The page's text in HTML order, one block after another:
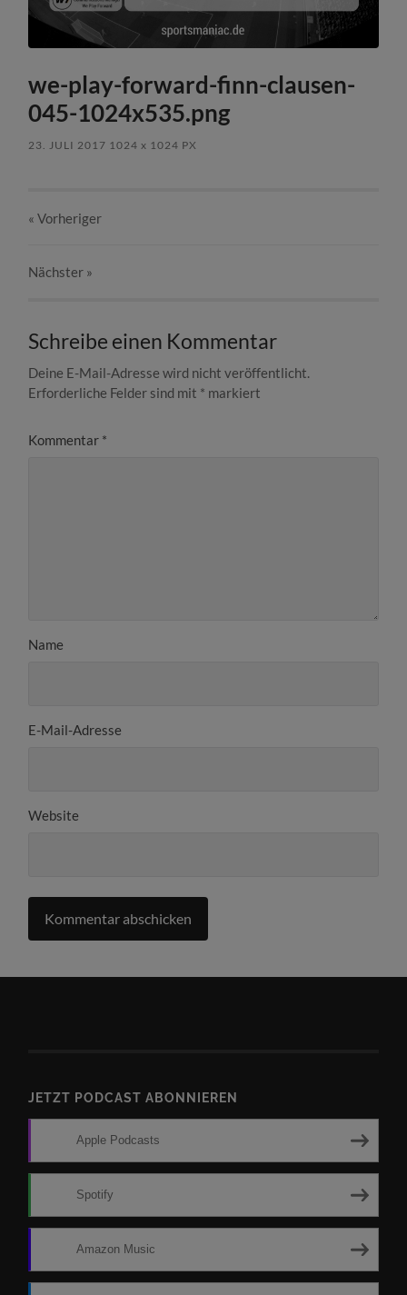
we-play-forward-finn-clausen-
045-1024x535.png
23. JULI 2017 1024x 1024 PX
« Vorheriger
Nächster »
Schreibe einen Kommentar
Deine E-Mail-Adresse wird nicht veröffentlicht.
Erforderliche Felder sind mit * markiert
Kommentar *
Name
E-Mail-Adresse
Website
JETZT PODCAST ABONNIEREN
Apple Podcasts
Spotify
Amazon Music